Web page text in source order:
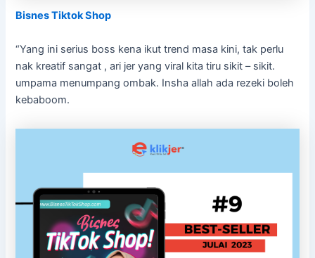
Bisnes Tiktok Shop
“Yang ini serius boss kena ikut trend masa kini, tak perlu
nak kreatif sangat , ari jer yang viral kita tiru sikit – sikit.
umpama menumpang ombak. Insha allah ada rezeki boleh
kebaboom.